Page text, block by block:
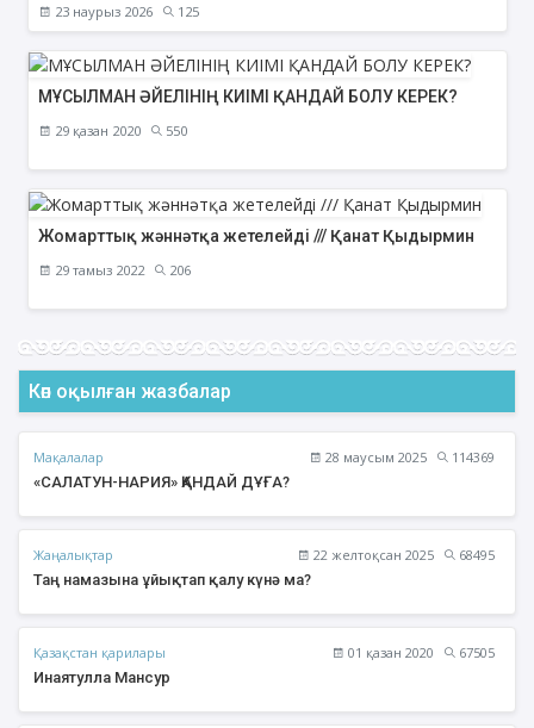
23 наурыз 2026 125
МҰСЫЛМАН ӘЙЕЛІНІҢ КИІМІ ҚАНДАЙ БОЛУ КЕРЕК?
29 қазан 2020 550
Жомарттық жәннәтқа жетелейді /// Қанат Қыдырмин
29 тамыз 2022 206
Көп оқылған жазбалар
Мақалалар 28 маусым 2025
114369
«САЛАТУН-НАРИЯ» ҚАНДАЙ ДҰҒА?
Жаңалықтар 22 желтоқсан 2025
68495
Таң намазына ұйықтап қалу күнә ма?
Қазақстан қарилары 01 қазан 2020
67505
Инаятулла Мансур